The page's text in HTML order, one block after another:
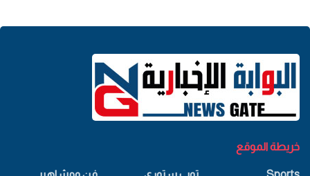
خريطة الموقع